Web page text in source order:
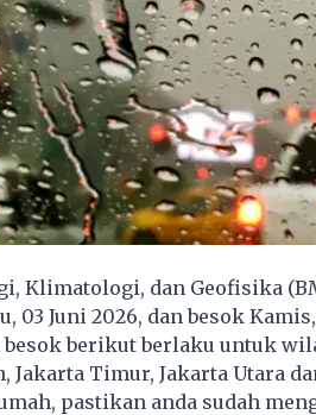
Klimatologi, dan Geofisika
03 Juni 2026, dan besok
berikut berlaku untuk
Jakarta Timur, Jakarta Utara
pastikan anda sudah